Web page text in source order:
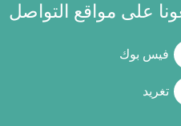
على مواقع التواصل
فيس بوك
تغريد